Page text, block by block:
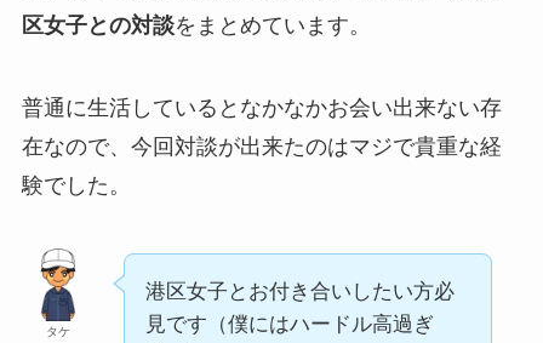
区女子との対談をまとめています。
普通に生活しているとなかなかお会い出来ない存
在なので、今回対談が出来たのはマジで貴重な経
験でした。
タケ
港区女子とお付き合いしたい方必
見です（僕にはハードル高過ぎ